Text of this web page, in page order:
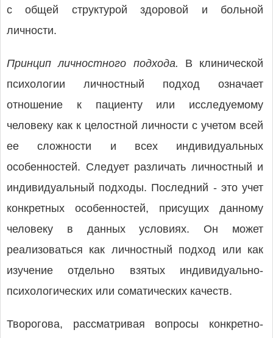
с общей структурой здоровой и больной
личности.
Принцип личностного подхода. В клинической
психологии личностный подход означает
отношение к пациенту или исследуемому
человеку как к целостной личности с учетом всей
ее сложности и всех индивидуальных
особенностей. Следует различать личностный и
индивидуальный подходы. Последний - это учет
конкретных особенностей, присущих данному
человеку в данных условиях. Он может
реализоваться как личностный подход или как
изучение отдельно взятых индивидуально-
психологических или соматических качеств.
Творогова, рассматривая вопросы конкретно-